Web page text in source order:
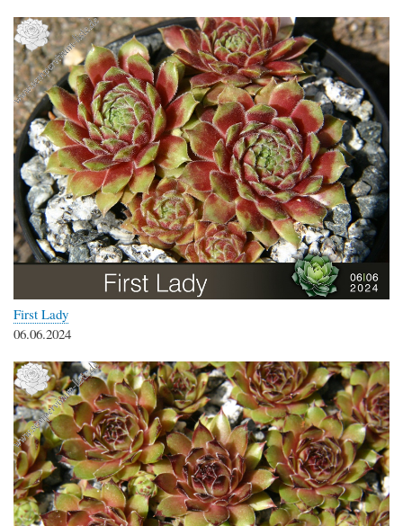
First Lady
06.06.2024